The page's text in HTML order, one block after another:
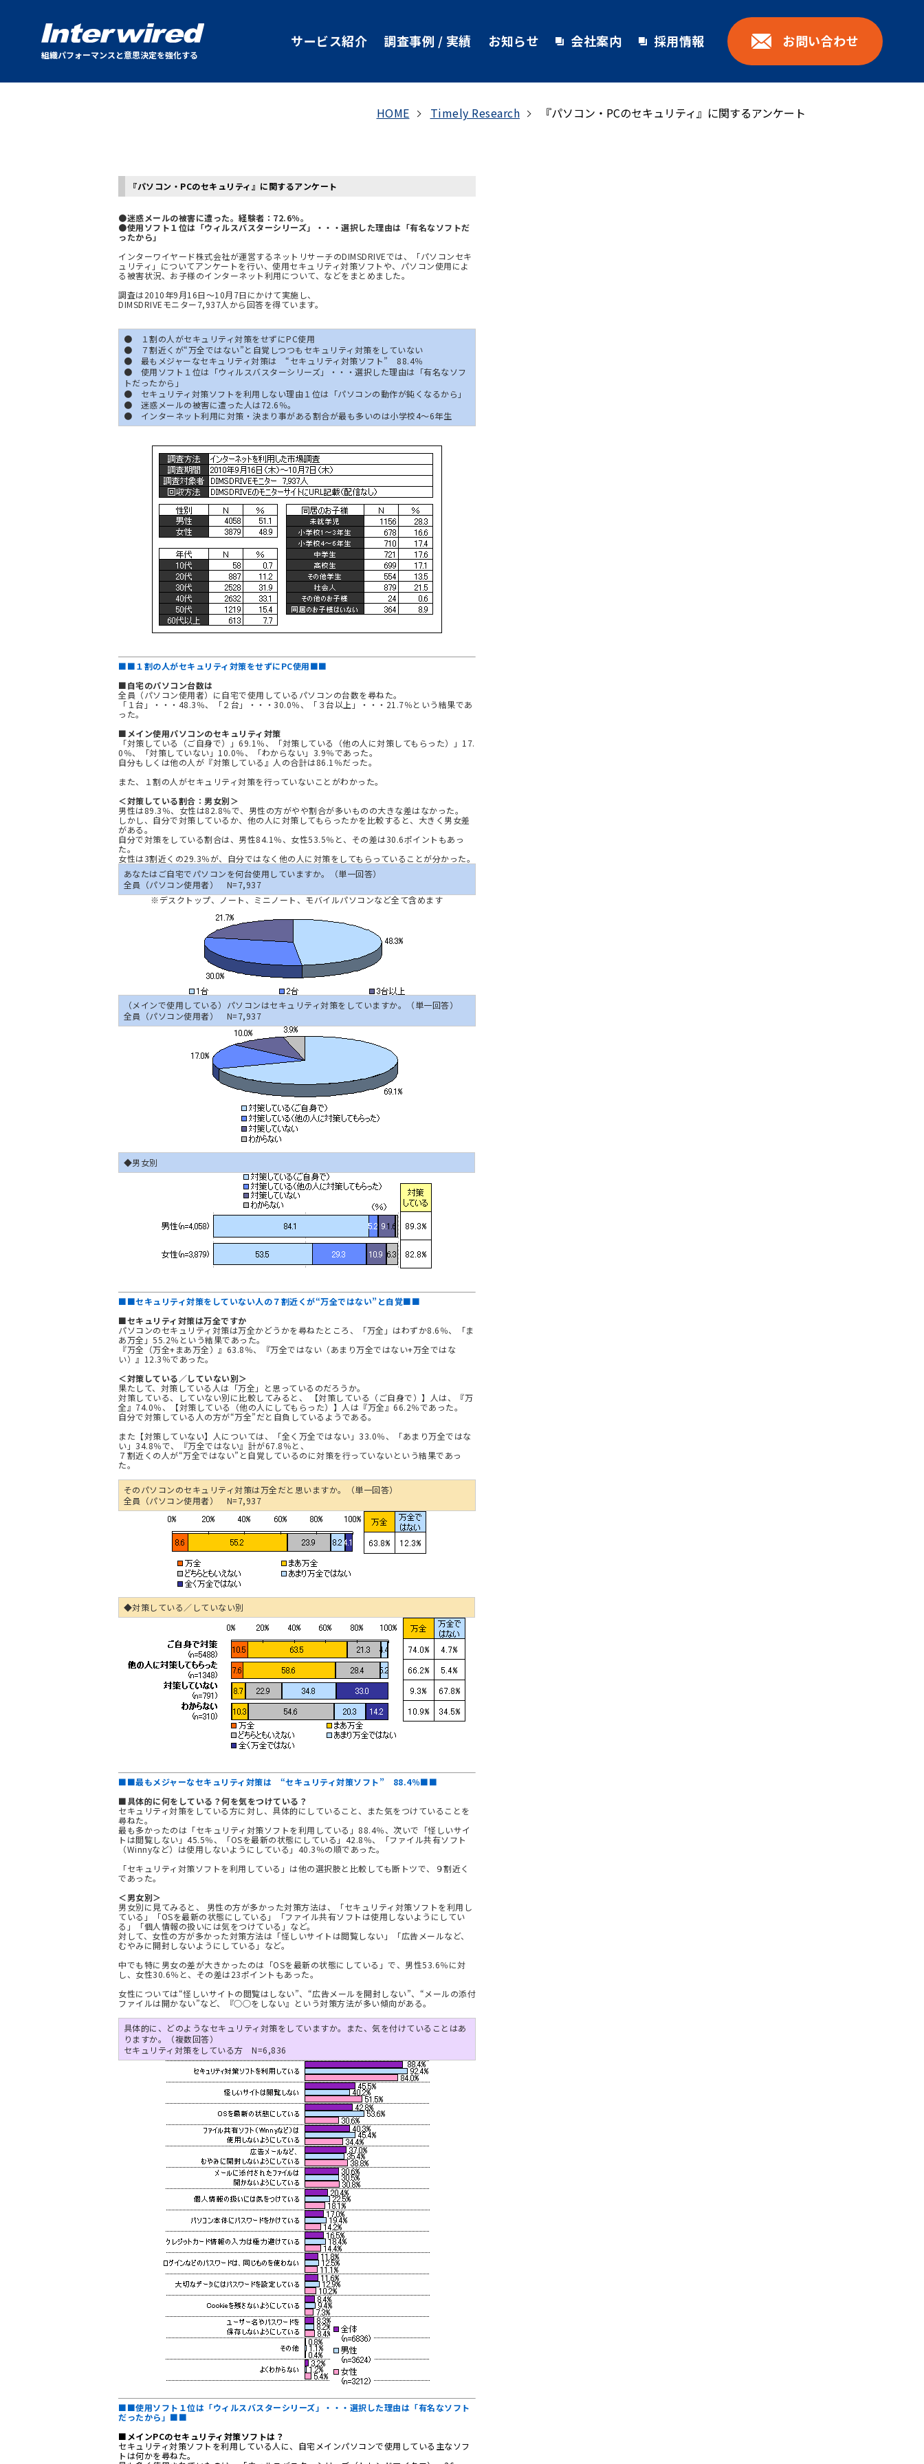
組織パフォーマンスと意思決定を強化する
サービス紹介 調査事例 / 実績 お知らせ 会社案内 採用情報 お問い合わせ
HOME Timely Research 『パソコン・PCのセキュリティ』に関するアンケート
『パソコン・PCのセキュリティ』に関するアンケート
●迷惑メールの被害に遭った。経験者：72.6％。
●使用ソフト１位は「ウィルスバスターシリーズ」・・・選択した理由は「有名なソフトだ
ったから」
インターワイヤード株式会社が運営するネットリサーチのDIMSDRIVEでは、「パソコンセキ
ュリティ」についてアンケートを行い、使用セキュリティ対策ソフトや、パソコン使用によ
る被害状況、お子様のインターネット利用について、などをまとめました。
調査は2010年9月16日～10月7日にかけて実施し、
DIMSDRIVEモニター7,937人から回答を得ています。
● １割の人がセキュリティ対策をせずにPC使用
● ７割近くが“万全ではない”と自覚しつつもセキュリティ対策をしていない
● 最もメジャーなセキュリティ対策は “セキュリティ対策ソフト” 88.4％
● 使用ソフト１位は「ウィルスバスターシリーズ」・・・選択した理由は「有名なソフ
トだったから」
● セキュリティ対策ソフトを利用しない理由１位は「パソコンの動作が鈍くなるから」
● 迷惑メールの被害に遭った人は72.6％。
● インターネット利用に対策・決まり事がある割合が最も多いのは小学校4～6年生
■■１割の人がセキュリティ対策をせずにPC使用■■
■自宅のパソコン台数は
全員（パソコン使用者）に自宅で使用しているパソコンの台数を尋ねた。
「１台」・・・48.3％、「２台」・・・30.0％、「３台以上」・・・21.7％という結果であ
った。
■メイン使用パソコンのセキュリティ対策
「対策している（ご自身で）」69.1％、「対策している（他の人に対策してもらった）」17.
0％、「対策していない」10.0％、「わからない」3.9％であった。
自分もしくは他の人が『対策している』人の合計は86.1％だった。
また、１割の人がセキュリティ対策を行っていないことがわかった。
＜対策している割合：男女別＞
男性は89.3％、女性は82.8％で、男性の方がやや割合が多いものの大きな差はなかった。
しかし、自分で対策しているか、他の人に対策してもらったかを比較すると、大きく男女差
がある。
自分で対策をしている割合は、男性84.1％、女性53.5％と、その差は30.6ポイントもあっ
た。
女性は3割近くの29.3％が、自分ではなく他の人に対策をしてもらっていることが分かった。
あなたはご自宅でパソコンを何台使用していますか。（単一回答）
全員（パソコン使用者） N=7,937
※デスクトップ、ノート、ミニノート、モバイルパソコンなど全て含めます
（メインで使用している）パソコンはセキュリティ対策をしていますか。（単一回答）
全員（パソコン使用者） N=7,937
◆男女別
■■セキュリティ対策をしていない人の７割近くが“万全ではない”と自覚■■
■セキュリティ対策は万全ですか
パソコンのセキュリティ対策は万全かどうかを尋ねたところ、「万全」はわずか8.6％、「ま
あ万全」55.2％という結果であった。
『万全（万全+まあ万全）』63.8％、『万全ではない（あまり万全ではない+万全ではな
い）』12.3％であった。
＜対策している／していない別＞
果たして、対策している人は「万全」と思っているのだろうか。
対策している、していない別に比較してみると、 【対策している（ご自身で）】人は、『万
全』74.0％、【対策している（他の人にしてもらった）】人は『万全』66.2％であった。
自分で対策している人の方が“万全”だと自負しているようである。
また【対策していない】人については、「全く万全ではない」33.0％、「あまり万全ではな
い」34.8％で、『万全ではない』計が67.8％と、
７割近くの人が“万全ではない”と自覚しているのに対策を行っていないという結果であっ
た。
そのパソコンのセキュリティ対策は万全だと思いますか。（単一回答）
全員（パソコン使用者） N=7,937
◆対策している／していない別
■■最もメジャーなセキュリティ対策は “セキュリティ対策ソフト” 88.4％■■
■具体的に何をしている？何を気をつけている？
セキュリティ対策をしている方に対し、具体的にしていること、また気をつけていることを
尋ねた。
最も多かったのは「セキュリティ対策ソフトを利用している」88.4％、次いで「怪しいサイ
トは閲覧しない」45.5％、「OSを最新の状態にしている」42.8％、「ファイル共有ソフト
（Winnyなど）は使用しないようにしている」40.3％の順であった。
「セキュリティ対策ソフトを利用している」は他の選択肢と比較しても断トツで、９割近く
であった。
＜男女別＞
男女別に見てみると、 男性の方が多かった対策方法は、「セキュリティ対策ソフトを利用し
ている」「OSを最新の状態にしている」「ファイル共有ソフトは使用しないようにしてい
る」「個人情報の扱いには気をつけている」など。
対して、女性の方が多かった対策方法は「怪しいサイトは閲覧しない」「広告メールなど、
むやみに開封しないようにしている」など。
中でも特に男女の差が大きかったのは「OSを最新の状態にしている」で、男性53.6％に対
し、女性30.6％と、その差は23ポイントもあった。
女性については“怪しいサイトの閲覧はしない”、“広告メールを開封しない”、“メールの添付
ファイルは開かない”など、『○○をしない』という対策方法が多い傾向がある。
具体的に、どのようなセキュリティ対策をしていますか。また、気を付けていることはあ
りますか。（複数回答）
セキュリティ対策をしている方 N=6,836
■■使用ソフト１位は「ウィルスバスターシリーズ」・・・選択した理由は「有名なソフト
だったから」■■
■メインPCのセキュリティ対策ソフトは？
セキュリティ対策ソフトを利用している人に、自宅メインパソコンで使用している主なソフ
トは何かを尋ねた。